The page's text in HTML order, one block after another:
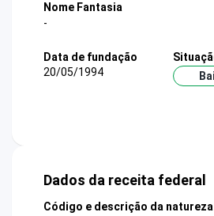
Nome Fantasia
-
Data de fundação
20/05/1994
Dados da receita federal
Código e descrição da natureza